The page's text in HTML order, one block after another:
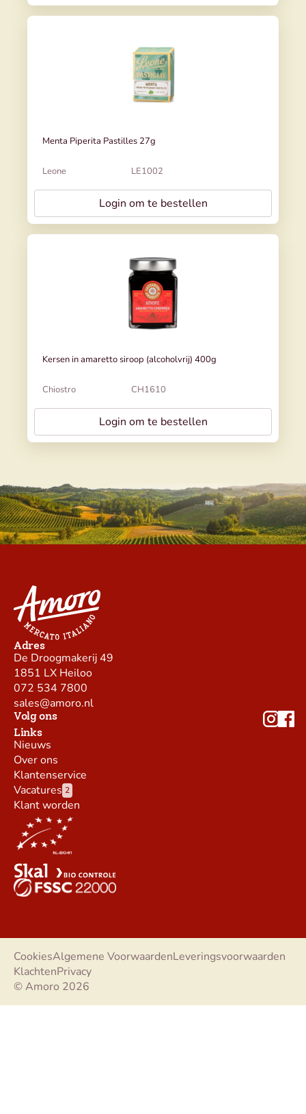
Menta Piperita Pastilles 27g
Leone LE1002
Login om te bestellen
Kersen in amaretto siroop (alcoholvrij) 400g
Chiostro CH1610
Login om te bestellen
Adres
De Droogmakerij 49
1851 LX Heiloo
072 534 7800
sales@amoro.nl
Volg ons
Links
Nieuws
Over ons
Klantenservice
Vacatures 2
Klant worden
© Amoro 2026
CookiesAlgemene VoorwaardenLeveringsvoorwaarden
KlachtenPrivacy